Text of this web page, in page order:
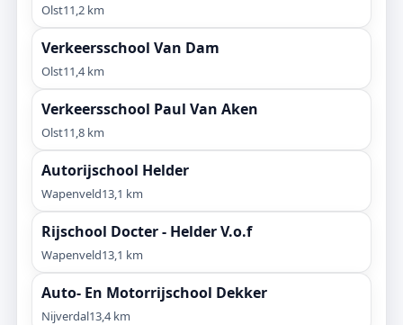
Olst11,2 km
Verkeersschool Van Dam
Olst11,4 km
Verkeersschool Paul Van Aken
Olst11,8 km
Autorijschool Helder
Wapenveld13,1 km
Rijschool Docter - Helder V.o.f
Wapenveld13,1 km
Auto- En Motorrijschool Dekker
Nijverdal13,4 km